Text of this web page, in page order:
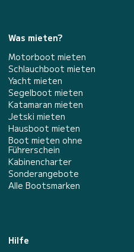
Was mieten?
Motorboot mieten
Schlauchboot mieten
Yacht mieten
Segelboot mieten
Katamaran mieten
Jetski mieten
Hausboot mieten
Boot mieten ohne
Führerschein
Kabinencharter
Sonderangebote
Alle Bootsmarken
Hilfe